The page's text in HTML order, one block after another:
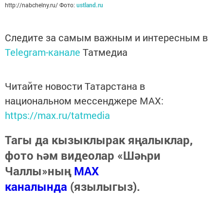
http://nabchelny.ru/ Фото: ustland.ru
Следите за самым важным и интересным в
Telegram-канале Татмедиа
Читайте новости Татарстана в
национальном мессенджере MАХ:
https://max.ru/tatmedia
Тагы да кызыклырак яңалыклар,
фото һәм видеолар «Шәһри
Чаллы»ныңMAX
каналында (язылыгыз).